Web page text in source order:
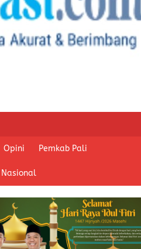
Opini Pemkab Pali
Nasional